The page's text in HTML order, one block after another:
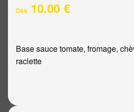
Dès 10.00 €
Base sauce tomate, fromage,
raclette